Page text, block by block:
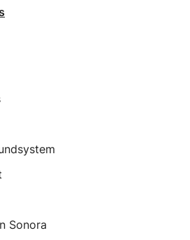
Sonora